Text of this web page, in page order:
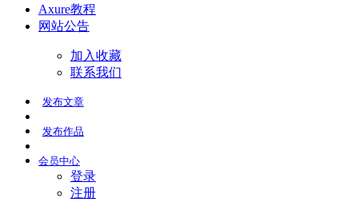
Axure教程
网站公告
加入收藏
联系我们
发布文章
发布作品
会员中心
登录
注册